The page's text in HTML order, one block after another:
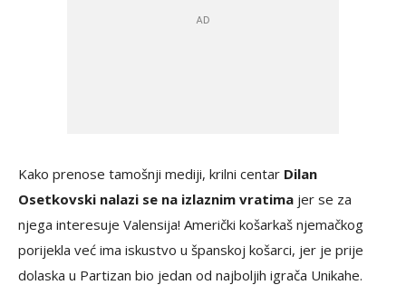
Kako prenose tamošnji mediji, krilni centar Dilan
Osetkovski nalazi se na izlaznim vratima jer se za
njega interesuje Valensija! Američki košarkaš njemačkog
porijekla već ima iskustvo u španskoj košarci, jer je prije
dolaska u Partizan bio jedan od najboljih igrača Unikahe.